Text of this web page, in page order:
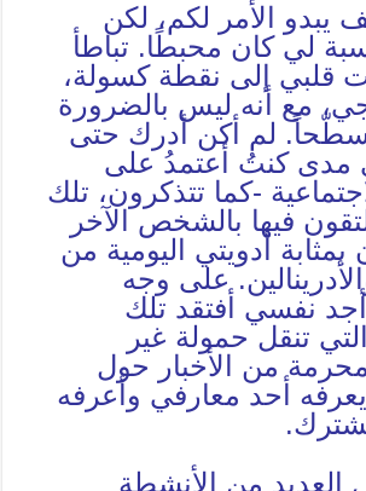
يبدو الأمر لكم، لكن
لي كان محبطًا. تباطأ
قلبي إلى نقطة كسولة،
مع أنه ليس بالضرورة
لم أكن أدرك حتى
مدى كنتُ أعتمدُ على
-كما تتذكرون، تلك
فيها بالشخص الآخر
بمثابة أدويتي اليومية من
على وجه
نفسي أفتقد تلك
تنقل حمولة غير
من الأخبار حول
أحد معارفي وأعرفه
العديد من الأنشطة